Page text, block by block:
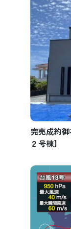
完売成約
２号棟】